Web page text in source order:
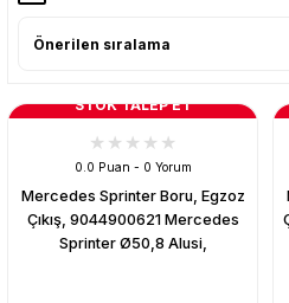
STOK TALEP ET
0.0 Puan - 0 Yorum
Mercedes Sprinter Boru, Egzoz
Çıkış, 9044900621 Mercedes
Sprinter Ø50,8 Alusi,